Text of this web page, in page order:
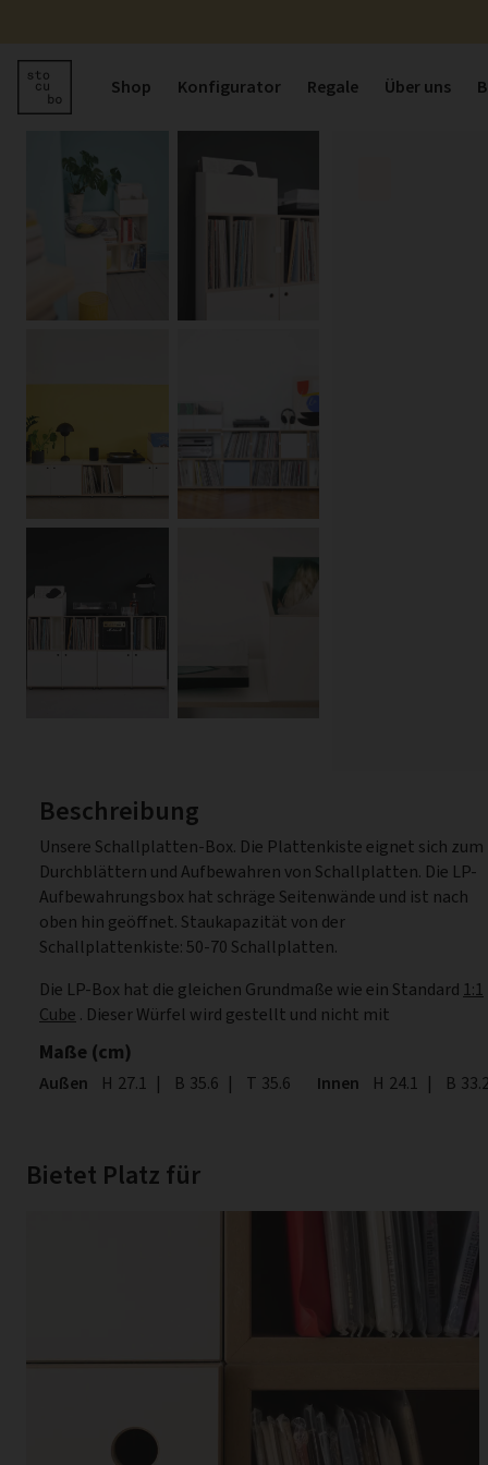
Shop Konfigurator Regale Über uns
Beschreibung
Unsere Schallplatten-Box. Die Plattenkiste eignet sich zum
Durchblättern und Aufbewahren von Schallplatten. Die LP-
Aufbewahrungsbox hat schräge Seitenwände und ist nach
oben hin geöffnet. Staukapazität von der
Schallplattenkiste: 50-70 Schallplatten.
Die LP-Box hat die gleichen Grundmaße wie ein Standard 1:1
Cube . Dieser Würfel wird gestellt und nicht mit
Maße (cm)
Außen Höhe
H 27.1 | Breite
B 35.6 | Tiefe
T 35.6 Innen Höhe
H 24.1 | Breite
B
Bietet Platz für